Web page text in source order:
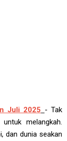
Juli 2025 - Tak
melangkah.
dan dunia seakan